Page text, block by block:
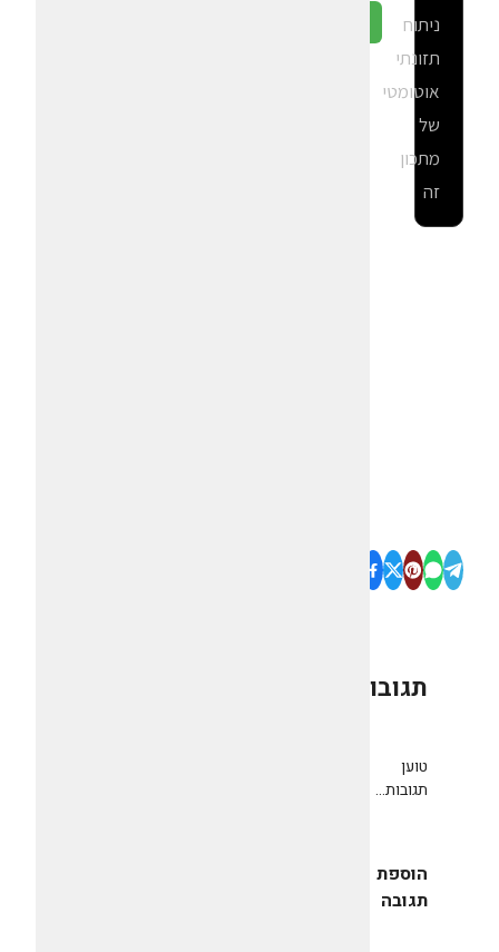
ניתוח
תזונתי
אוטומטי
של
מתכון
זה
תגובות
טוען
תגובות...
הוספת
תגובה